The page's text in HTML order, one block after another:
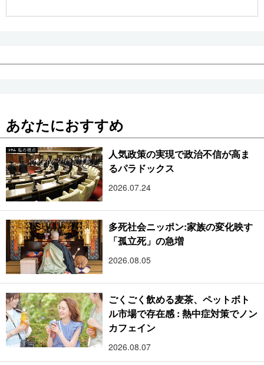
あなたにおすすめ
人気政策の実現で政治不信が高ま
るパラドックス
2026.07.24
多死社会ニッポン:家族の変化映す
「孤立死」の急増
2026.08.05
ごくごく飲める麦茶、ペットボト
ル市場で存在感 : 熱中症対策でノン
カフェイン
2026.08.07